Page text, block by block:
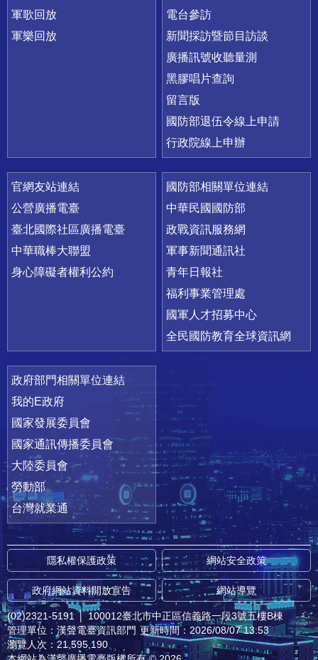
軍歌回放
軍樂回放
電台參訪
新聞採訪暨節目訪談
廣播訊號收聽量測
黑膠唱片查詢
留言版
國防部退伍令線上申請
行政院線上申辦
官網友站連結
公營廣播電臺
臺北國際社區廣播電臺
中華職棒大聯盟
身心障礙者權利公約
國防部相關單位連結
中華民國國防部
政戰資訊服務網
軍事新聞通訊社
青年日報社
福利事業管理處
國軍人才招募中心
全民國防教育全球資訊網
政府部門相關單位連結
我的E政府
國家發展委員會
國家通訊傳播委員會
大陸委員會
勞動部
台灣就業通
隱私權保護政策 網站安全政策
政府網站資料開放宣告 網站導覽
(02)2321-5191 │ 100012臺北市中正區信義路一段3號五樓B棟
管理單位：漢聲電臺資訊部門 更新時間：2026/08/07 13:53
瀏覽人次：21,595,190